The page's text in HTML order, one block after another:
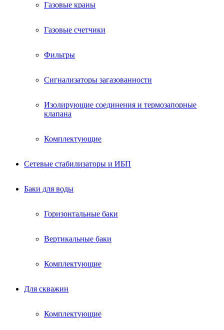
Газовые краны
Газовые счетчики
Фильтры
Сигнализаторы загазованности
Изолирующие соединения и термозапорные
клапана
Комплектующие
Сетевые стабилизаторы и ИБП
Баки для воды
Горизонтальные баки
Вертикальные баки
Комплектующие
Для скважин
Комплектующие